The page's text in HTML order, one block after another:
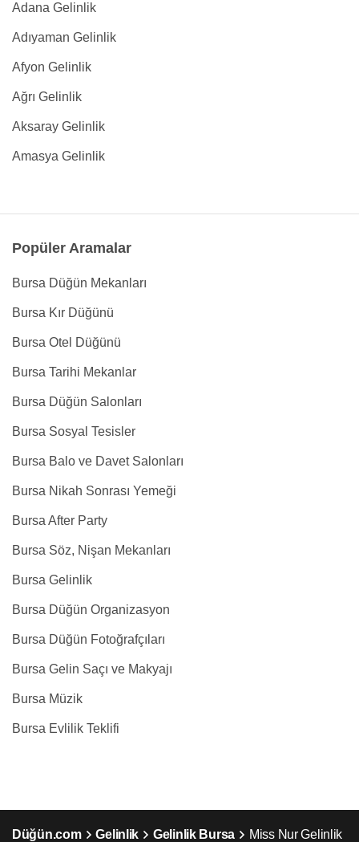
Adana Gelinlik
Adıyaman Gelinlik
Afyon Gelinlik
Ağrı Gelinlik
Aksaray Gelinlik
Amasya Gelinlik
Popüler Aramalar
Bursa Düğün Mekanları
Bursa Kır Düğünü
Bursa Otel Düğünü
Bursa Tarihi Mekanlar
Bursa Düğün Salonları
Bursa Sosyal Tesisler
Bursa Balo ve Davet Salonları
Bursa Nikah Sonrası Yemeği
Bursa After Party
Bursa Söz, Nişan Mekanları
Bursa Gelinlik
Bursa Düğün Organizasyon
Bursa Düğün Fotoğrafçıları
Bursa Gelin Saçı ve Makyajı
Bursa Müzik
Bursa Evlilik Teklifi
Düğün.com Gelinlik Gelinlik Bursa Miss Nur Gelinlik